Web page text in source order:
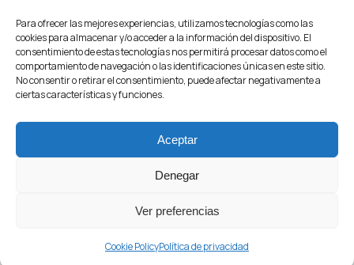
Para ofrecer las mejores experiencias, utilizamos tecnologías como las
cookies para almacenar y/o acceder a la información del dispositivo. El
consentimiento de estas tecnologías nos permitirá procesar datos como el
comportamiento de navegación o las identificaciones únicas en este sitio.
No consentir o retirar el consentimiento, puede afectar negativamente a
ciertas características y funciones.
Aceptar
Denegar
Ver preferencias
Cookie PolicyPolítica de privacidad
Aviso LegalPrivacidadCookiesCondiciones
Licitaciones ㅤㅤ Noticias
© 2021 - O.P.A.G.A.C.
Atuneros Congeladores